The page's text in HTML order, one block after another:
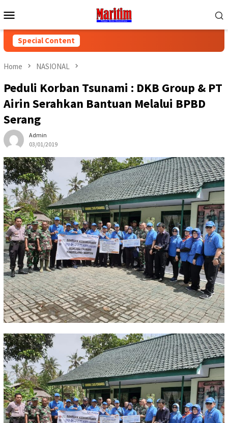
to
Menu
Special Content
Home NASIONAL
Peduli Korban Tsunami : DKB Group & PT
Airin Serahkan Bantuan Melalui BPBD
Serang
Admin
03/01/2019